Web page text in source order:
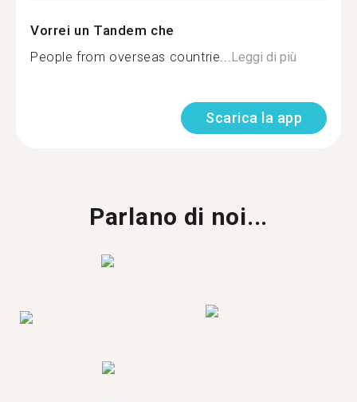
Vorrei un Tandem che
People from overseas countrie...Leggi di più
Scarica la app
Parlano di noi...